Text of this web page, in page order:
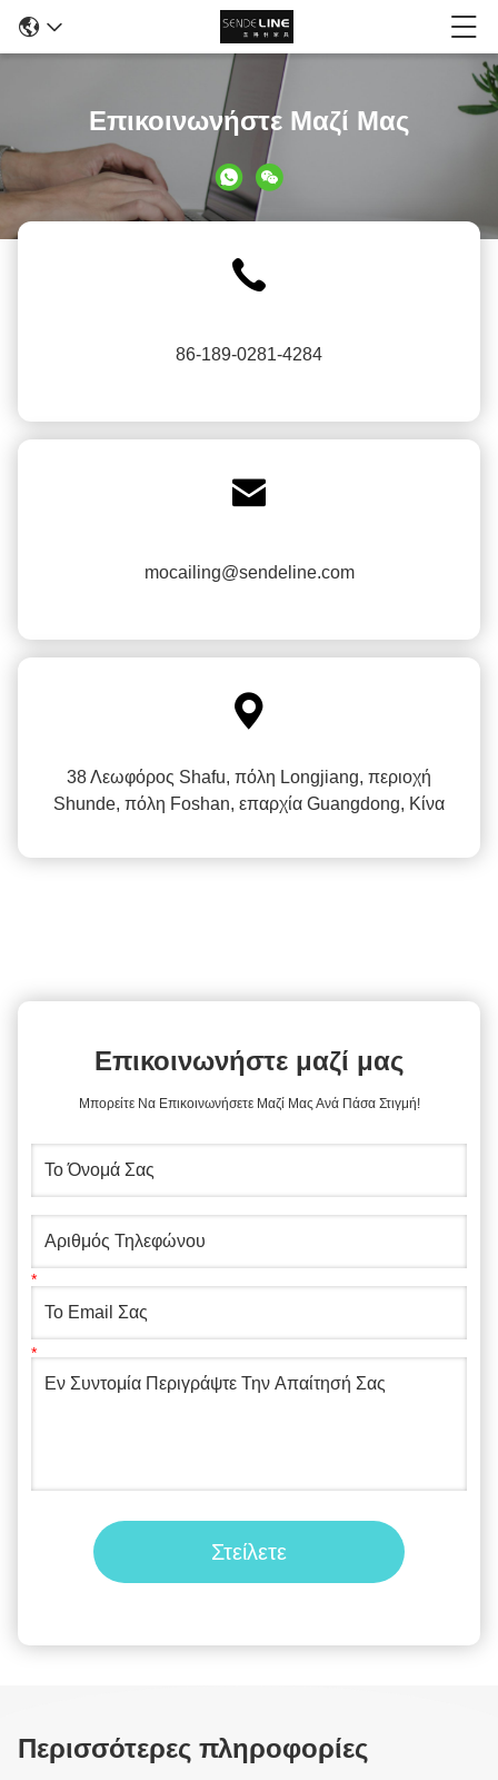
Επικοινωνήστε Μαζί Μας
86-189-0281-4284

mocailing@sendeline.com

38 Λεωφόρος Shafu, πόλη Longjiang, περιοχή
Shunde, πόλη Foshan, επαρχία Guangdong, Κίνα
Επικοινωνήστε μαζί μας
Μπορείτε Να Επικοινωνήσετε Μαζί Μας Ανά Πάσα Στιγμή!
Στείλετε
Περισσότερες πληροφορίες